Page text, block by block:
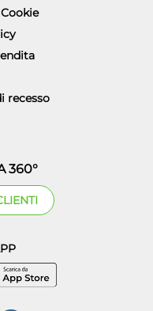
recesso
360°